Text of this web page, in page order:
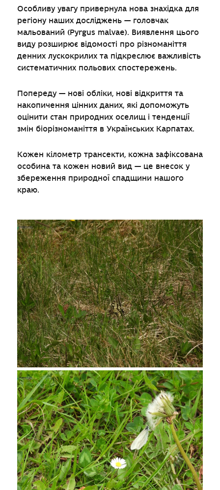
Особливу увагу привернула нова знахідка для
регіону наших досліджень — головчак
мальований (Pyrgus malvae). Виявлення цього
виду розширює відомості про різноманіття
денних лускокрилих та підкреслює важливість
систематичних польових спостережень.
Попереду — нові обліки, нові відкриття та
накопичення цінних даних, які допоможуть
оцінити стан природних оселищ і тенденції
змін біорізноманіття в Українських Карпатах.
Кожен кілометр трансекти, кожна зафіксована
особина та кожен новий вид — це внесок у
збереження природної спадщини нашого
краю.